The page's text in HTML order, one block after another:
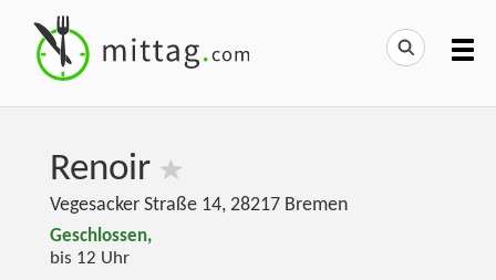
Renoir
Vegesacker Straße 14, 28217 Bremen
Geschlossen,
bis 12 Uhr